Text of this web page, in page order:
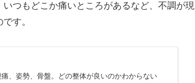
つもどこか痛いところがあるなど、不調が現
す。
、姿勢、骨盤。どの整体が良いのかわからない